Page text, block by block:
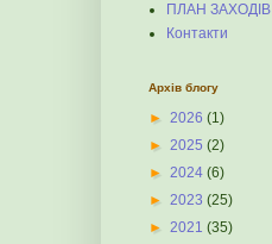
ПЛАН ЗАХОДІВ
Контакти
Архів блогу
► 2026 (1)
► 2025 (2)
► 2024 (6)
► 2023 (25)
► 2021 (35)